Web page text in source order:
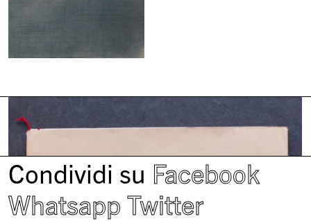
Condividi su Facebook
Whatsapp Twitter